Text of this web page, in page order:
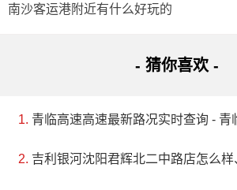
南沙客运港附近有什么好玩的
- 猜你喜欢 -
青临高速高速最新路况实时查询 - 青
吉利银河沈阳君辉北二中路店怎么